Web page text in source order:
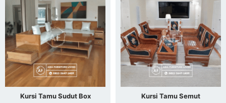
Kursi Tamu Sudut Box Kursi Tamu Semut